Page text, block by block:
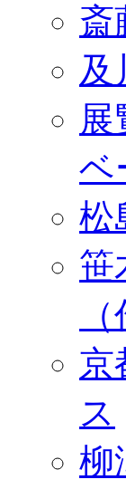
斎
及
ベ
松
笹
京
ス
柳